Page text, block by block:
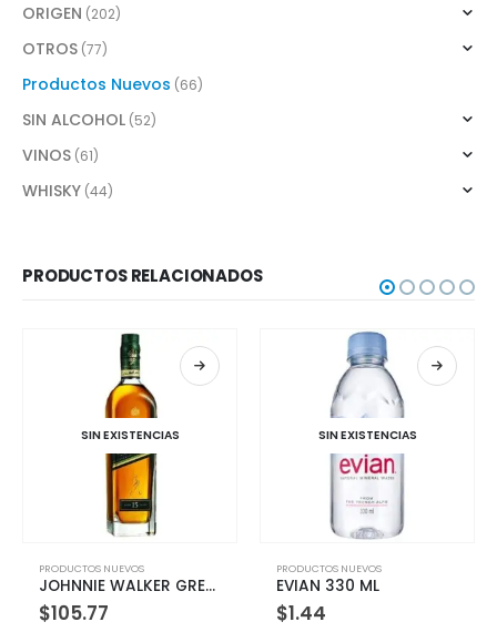
ORIGEN (202)
OTROS (77)
Productos Nuevos (66)
SIN ALCOHOL (52)
VINOS (61)
WHISKY (44)
PRODUCTOS RELACIONADOS
JOHNNIE WALKER GREEN 750 ML EVIAN 330 ML